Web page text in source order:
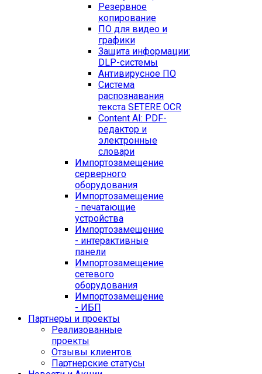
Резервное
копирование
ПО для видео и
графики
Защита информации:
DLP-системы
Антивирусное ПО
Система
распознавания
текста SETERE OCR
Content AI: PDF-
редактор и
электронные
словари
Импортозамещение
серверного
оборудования
Импортозамещение
- печатающие
устройства
Импортозамещение
- интерактивные
панели
Импортозамещение
сетевого
оборудования
Импортозамещение
- ИБП
Партнеры и проекты
Реализованные
проекты
Отзывы клиентов
Партнерские статусы